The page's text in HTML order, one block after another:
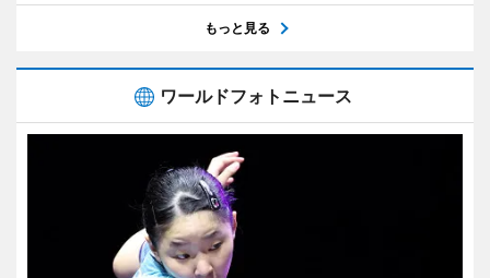
もっと見る
ワールドフォトニュース